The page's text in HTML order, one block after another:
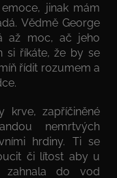
jinak mám
Vědmě George
až moc, ač jeho
si říkáte, že by se
řídit rozumem a
krve, zapříčiněné
nemrtvých
hrdiny. Ti se
či lítost aby u
zahnala do vod